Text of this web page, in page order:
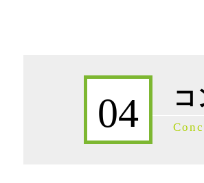
事業承継 節税
限定承認 弁護士
公正証書遺言 証人
事業承継 進め方
相続放棄 デメリッ
04